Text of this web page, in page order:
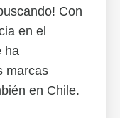
Con
en el
ha
marcas
en Chile.